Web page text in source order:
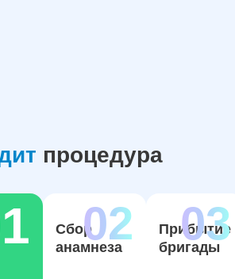
процедура
Сбор
анамнеза
Прибытие
бригады